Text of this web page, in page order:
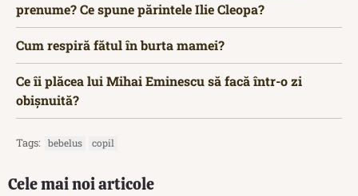
prenume? Ce spune părintele Ilie Cleopa?
Cum respiră fătul în burta mamei?
Ce îi plăcea lui Mihai Eminescu să facă într-o zi
obișnuită?
Tags: bebelus copil
Cele mai noi articole